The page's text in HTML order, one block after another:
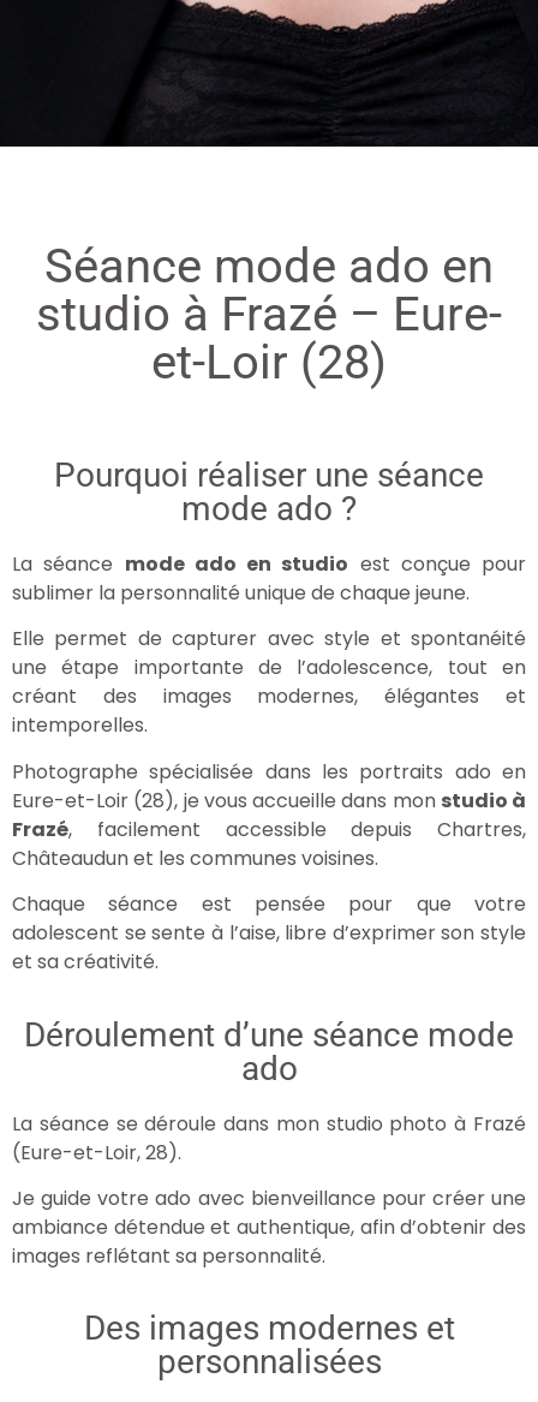
Séance mode ado en
studio à Frazé – Eure-
et-Loir (28)
Pourquoi réaliser une séance
mode ado ?
La séance mode ado en studio est conçue pour
sublimer la personnalité unique de chaque jeune.
Elle permet de capturer avec style et spontanéité
une étape importante de l’adolescence, tout en
créant des images modernes, élégantes et
intemporelles.
Photographe spécialisée dans les portraits ado en
Eure-et-Loir (28), je vous accueille dans mon studio à
Frazé, facilement accessible depuis Chartres,
Châteaudun et les communes voisines.
Chaque séance est pensée pour que votre
adolescent se sente à l’aise, libre d’exprimer son style
et sa créativité.
Déroulement d’une séance mode
ado
La séance se déroule dans mon studio photo à Frazé
(Eure-et-Loir, 28).
Je guide votre ado avec bienveillance pour créer une
ambiance détendue et authentique, afin d’obtenir des
images reflétant sa personnalité.
Des images modernes et
personnalisées